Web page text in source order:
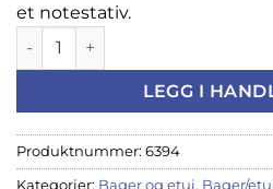
et notestativ.
Etui Protec Max Altsax, MX304-
LEGG I
Produktnummer: 6394
Kategorier: Bager og etui, Bager/